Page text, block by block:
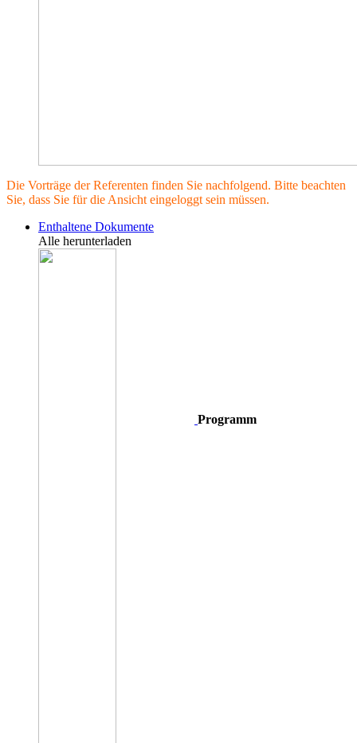
Die Vorträge der Referenten finden Sie nachfolgend. Bitte beachten
Sie, dass Sie für die Ansicht eingeloggt sein müssen.
Enthaltene Dokumente
Alle herunterladen
Programm